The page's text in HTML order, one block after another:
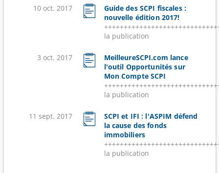
10 oct. 2017
Guide des SCPI fiscales :
nouvelle édition 2017!
la publication
3 oct. 2017
MeilleureSCPI.com lance
l'outil Opportunités sur
Mon Compte SCPI
la publication
11 sept. 2017
SCPI et IFI : l'ASPIM défend
la cause des fonds
immobiliers
la publication